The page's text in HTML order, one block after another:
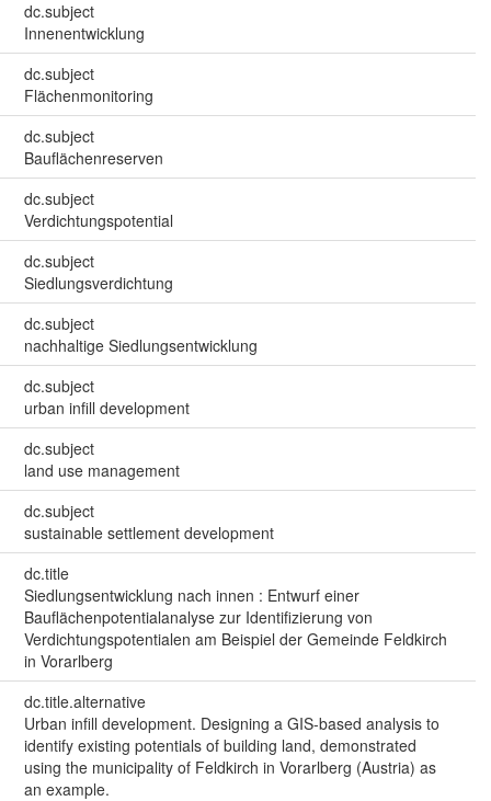
dc.subject
Innenentwicklung
dc.subject
Flächenmonitoring
dc.subject
Bauflächenreserven
dc.subject
Verdichtungspotential
dc.subject
Siedlungsverdichtung
dc.subject
nachhaltige Siedlungsentwicklung
dc.subject
urban infill development
dc.subject
land use management
dc.subject
sustainable settlement development
dc.title
Siedlungsentwicklung nach innen : Entwurf einer
Bauflächenpotentialanalyse zur Identifizierung von
Verdichtungspotentialen am Beispiel der Gemeinde Feldkirch
in Vorarlberg
dc.title.alternative
Urban infill development. Designing a GIS-based analysis to
identify existing potentials of building land, demonstrated
using the municipality of Feldkirch in Vorarlberg (Austria) as
an example.